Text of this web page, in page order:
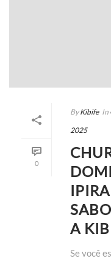
0
By Kibife In
2025
A
Se você